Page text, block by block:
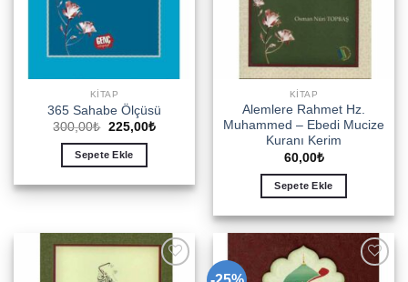
KITAP
365 Sahabe Ölçüsü
300,00₺ Orijinal
300,00₺.
225,00₺Şu
Sepete Ekle
KITAP
Alemlere Rahmet Hz.
Muhammed – Ebedi Mucize
Kuranı Kerim
60,00₺
Sepete Ekle